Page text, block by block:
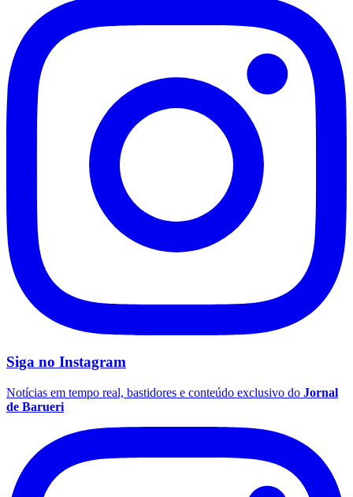
Corinthians
Palmeiras
Siga no Instagram
Notícias em tempo real, bastidores e conteúdo exclusivo do Jornal
de Barueri